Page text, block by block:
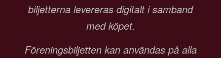
biljetterna levereras digitalt i samband
med köpet.
Föreningsbiljetten kan användas på alla